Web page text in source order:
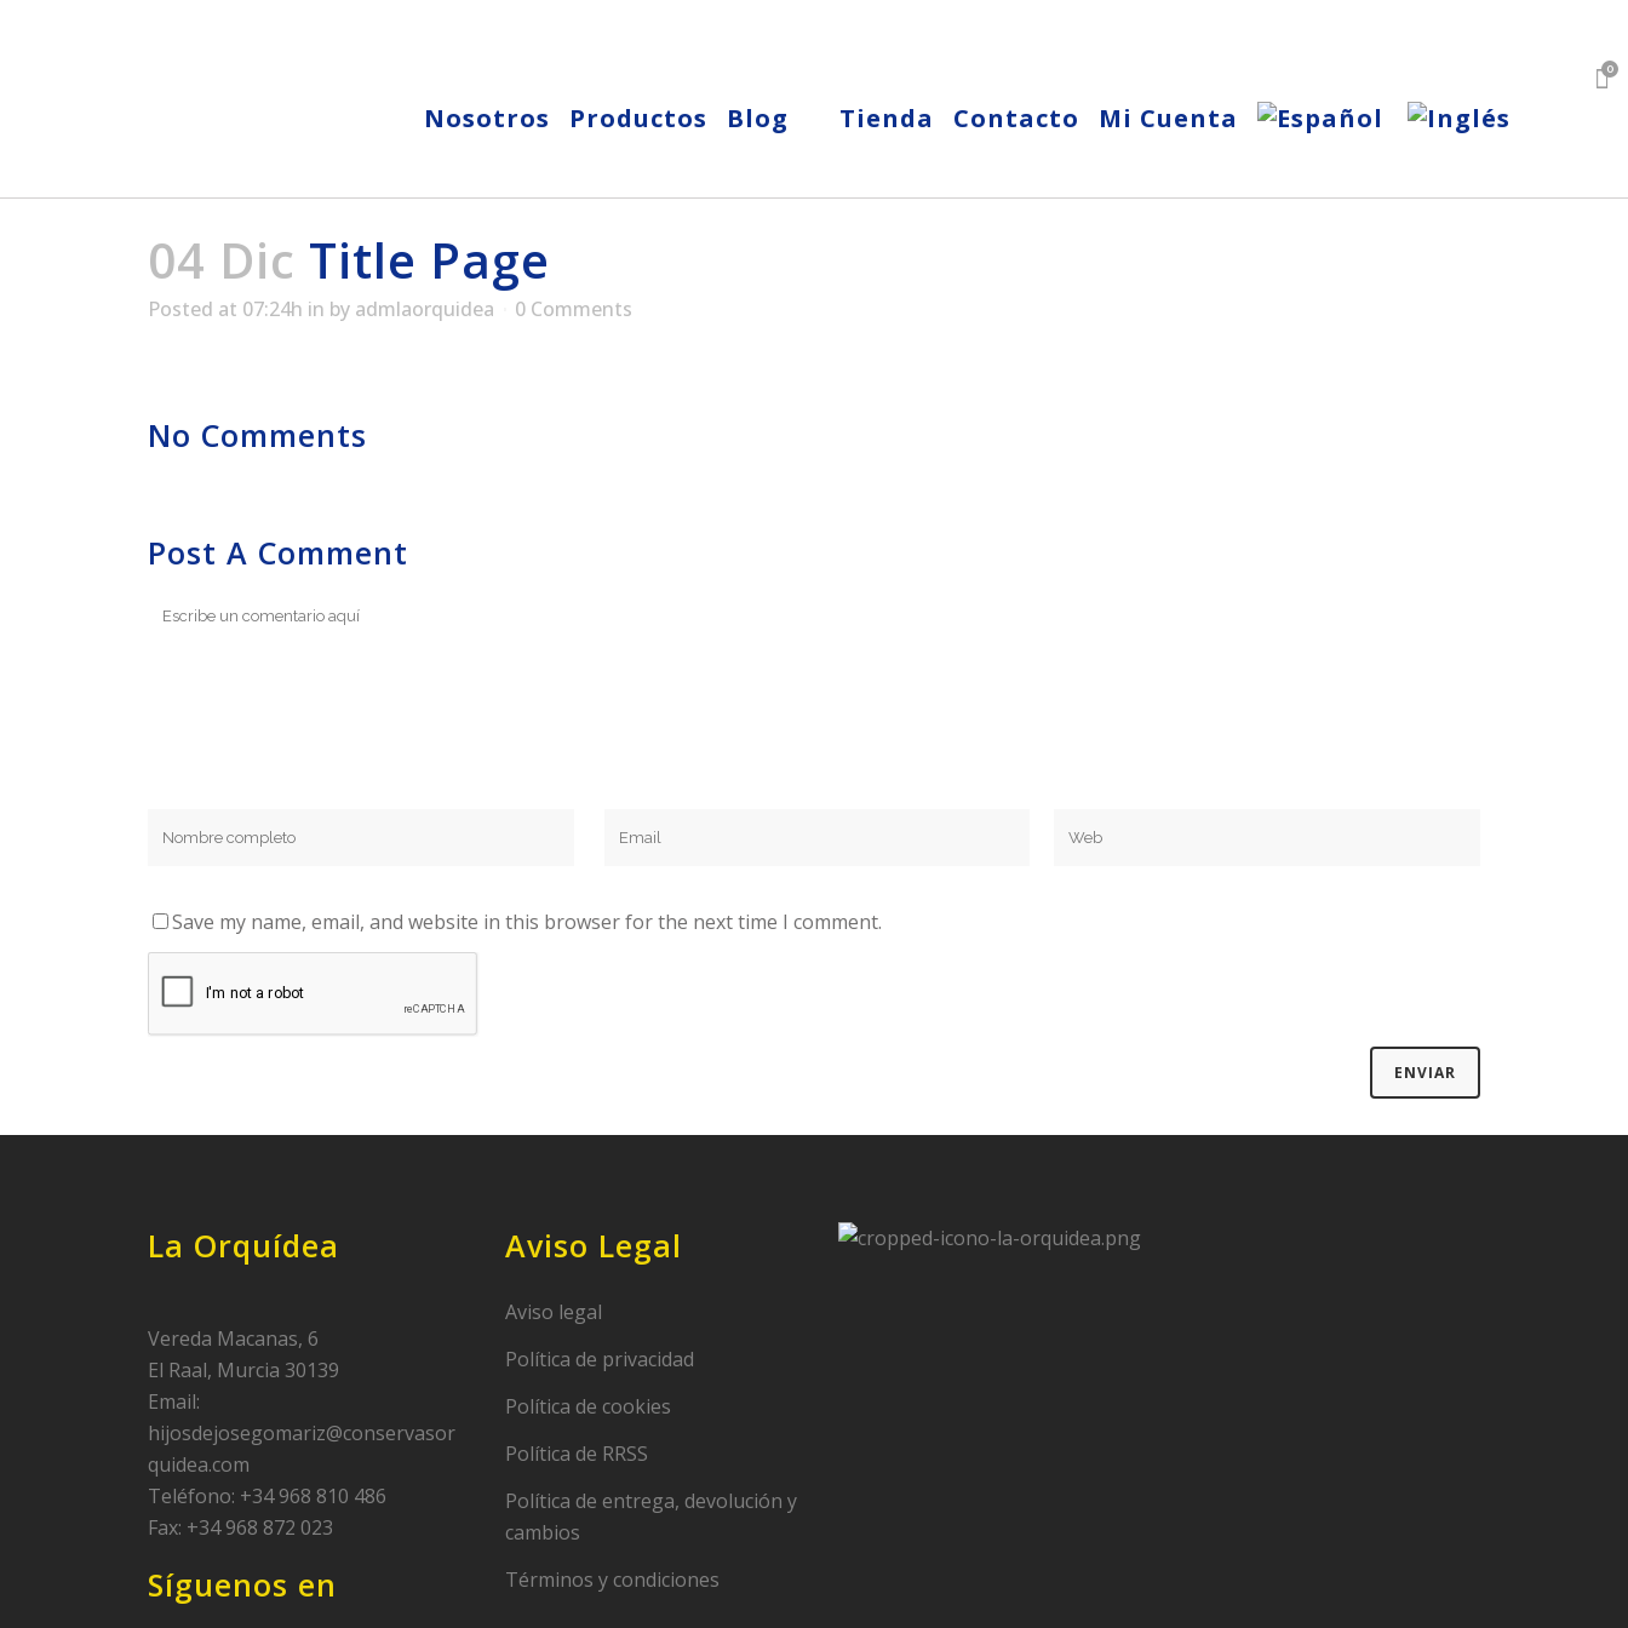
0
Nosotros Productos Blog Tienda Contacto Mi Cuenta
04 Dic Title Page
Posted at 07:24h in by admlaorquidea 0 Comments
No Comments
Post A Comment
Save my name, email, and website in this browser for the next time I comment.
La Orquídea
Vereda Macanas, 6
El Raal, Murcia 30139
Email:
hijosdejosegomariz@conservasor
quidea.com
Teléfono: +34 968 810 486
Fax: +34 968 872 023
Síguenos en
Aviso Legal
Aviso legal
Política de privacidad
Política de cookies
Política de RRSS
Política de entrega, devolución y
cambios
Términos y condiciones